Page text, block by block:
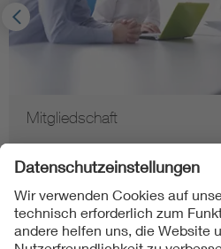
Mitgliedschaft